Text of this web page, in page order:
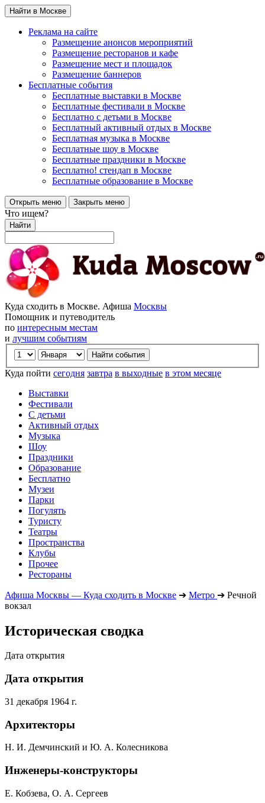
Найти в Москве
Реклама на сайте
Размещение анонсов мероприятий
Размещение ресторанов и кафе
Размещение мест и площадок
Размещение баннеров
Бесплатные события
Бесплатные выставки в Москве
Бесплатные фестивали в Москве
Бесплатно с детьми в Москве
Бесплатный активный отдых в Москве
Бесплатная музыка в Москве
Бесплатные шоу в Москве
Бесплатные праздники в Москве
Бесплатно! стендап в Москве
Бесплатные образование в Москве
Открыть меню Закрыть меню
Что ищем?
Найти
Куда сходить в Москве. Афиша Москвы
Помощник и путеводитель
по интересным местам
и лучшим событиям
Куда пойти сегодня завтра в выходные в этом месяце
Выставки
Фестивали
С детьми
Активный отдых
Музыка
Шоу
Праздники
Образование
Бесплатно
Музеи
Парки
Погулять
Туристу
Театры
Пространства
Клубы
Прочее
Рестораны
Афиша Москвы — Куда сходить в Москве ➔ Метро ➔ Речной
вокзал
Историческая сводка
Дата открытия
Дата открытия
31 декабря 1964 г.
Архитекторы
Н. И. Демчинский и Ю. А. Колесникова
Инженеры-конструкторы
Е. Кобзева, О. А. Сергеев